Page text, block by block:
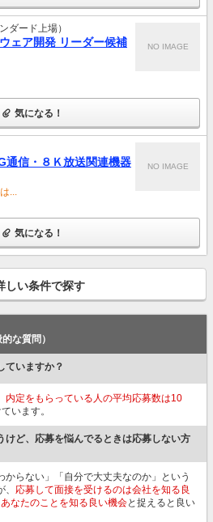
ダード上場）
ェア開発 リーダー候補
NO IMAGE
気になる！
信・８Ｋ放送関連機器
...
NO IMAGE
気になる！
しい条件で探す
な質問）
ていますか？
内定をもらっている人の平均応募数は10
います。
けど、応募を悩んでるときは応募しない方
からない」「自分で大丈夫なのか」という
応募して面接を受けるのは会社を知る良
なたのことを知る良い機会と捉えると良い